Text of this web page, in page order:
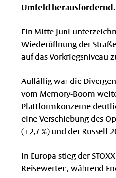
Umfeld
Ein Mitte Juni
Wiederöffnung der
auf das Vorkriegsniveau
Auffällig war die
vom Memory-Boom
Plattformkonzerne
eine Verschiebung des
(+2,7 %) und der Russell
In Europa stieg der
Reisewerten, während